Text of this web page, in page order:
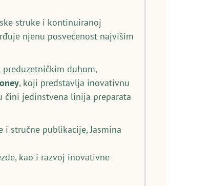
struke i kontinuiranoj
njenu posvećenost najvišim
preduzetničkim duhom,
, koji predstavlja inovativnu
čini jedinstvena linija preparata
stručne publikacije, Jasmina
kao i razvoj inovativne